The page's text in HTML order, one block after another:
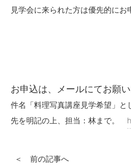
見学会に来られた方は優先的にお
お申込は、メールにてお願い
件名「料理写真講座見学希望」と
先を明記の上、担当：林まで。
＜ 前の記事へ